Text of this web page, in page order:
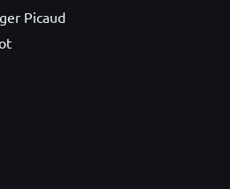
Picaud